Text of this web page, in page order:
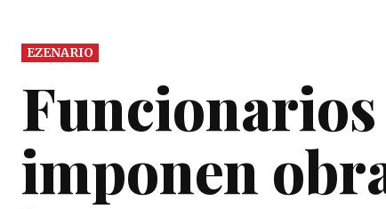
EZENARIO
Funcionarios
imponen